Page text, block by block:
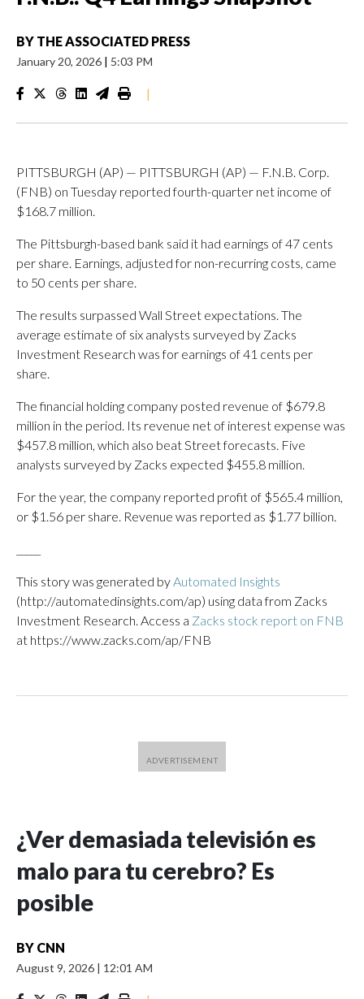
BY THE ASSOCIATED PRESS
January 20, 2026 | 5:03 PM
|
PITTSBURGH (AP) — PITTSBURGH (AP) — F.N.B. Corp.
(FNB) on Tuesday reported fourth-quarter net income of
$168.7 million.
The Pittsburgh-based bank said it had earnings of 47 cents
per share. Earnings, adjusted for non-recurring costs, came
to 50 cents per share.
The results surpassed Wall Street expectations. The
average estimate of six analysts surveyed by Zacks
Investment Research was for earnings of 41 cents per
share.
The financial holding company posted revenue of $679.8
million in the period. Its revenue net of interest expense was
$457.8 million, which also beat Street forecasts. Five
analysts surveyed by Zacks expected $455.8 million.
For the year, the company reported profit of $565.4 million,
or $1.56 per share. Revenue was reported as $1.77 billion.
This story was generated byAutomated Insights
(http://automatedinsights.com/ap) using data from Zacks
Investment Research. Access a Zacks stock report on FNB
at https://www.zacks.com/ap/FNB
¿Ver demasiada televisión es
malo para tu cerebro? Es
posible
BY CNN
August 9, 2026 | 12:01 AM